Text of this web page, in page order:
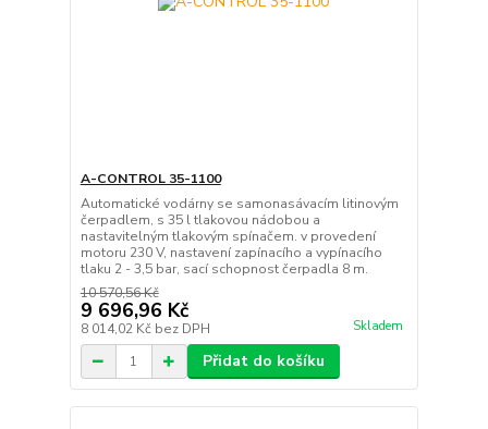
A-CONTROL 35-1100
Automatické vodárny se samonasávacím litinovým
čerpadlem, s 35 l tlakovou nádobou a
nastavitelným tlakovým spínačem. v provedení
motoru 230 V, nastavení zapínacího a vypínacího
tlaku 2 - 3,5 bar, sací schopnost čerpadla 8 m.
10 570,56 Kč
9 696,96 Kč
8 014,02 Kč bez DPH Skladem
Přidat do košíku